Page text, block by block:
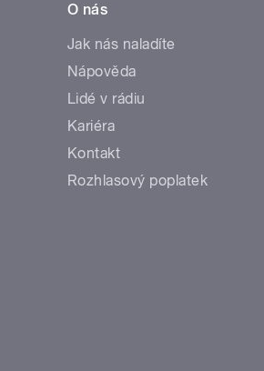
O nás
Jak nás naladíte
Nápověda
Lidé v rádiu
Kariéra
Kontakt
Rozhlasový poplatek